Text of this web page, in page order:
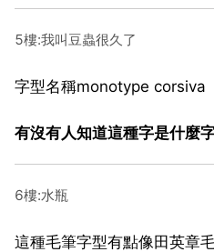
5樓:我叫豆蟲很久了
字型名稱monotype corsiva
有沒有人知道這種字是什麼
6樓:水瓶
這種毛筆字型有點像田英章